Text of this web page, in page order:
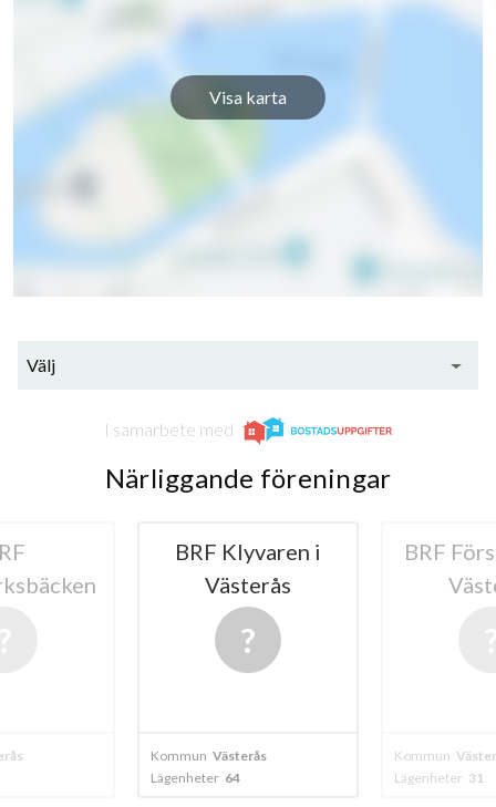
29
Visa karta
Välj
I samarbete med
Närliggande föreningar
i
BRF Förstäven 2 i
Västerås
Kommun Västerås
Lägenheter 31
BRF
Kommun
Lägenheter 69